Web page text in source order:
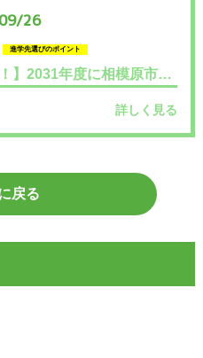
26
進学先選びのポイント
【速報！】2031年度に相模原市にある県立高校２校が再編・統合されます
詳しく見る
戻る